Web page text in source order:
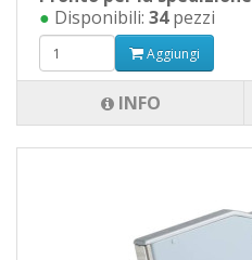
● Disponibili: 34pezzi
Aggiungi
INFO